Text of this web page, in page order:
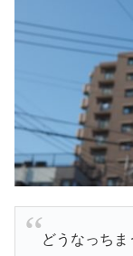
どうなっち